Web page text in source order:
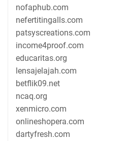
nofaphub.com
nefertitingalls.com
patsyscreations.com
income4proof.com
educaritas.org
lensajelajah.com
betflik09.net
ncaq.org
xenmicro.com
onlineshopera.com
dartyfresh.com